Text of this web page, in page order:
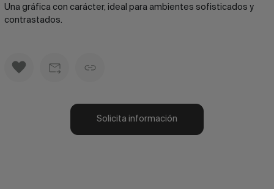
Una gráfica con carácter, ideal para ambientes sofisticados y
contrastados.
Solicita información